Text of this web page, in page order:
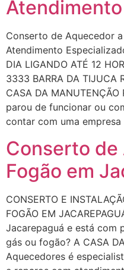
Conserto de Aquecedor
Atendimento
DIA LIGANDO ATÉ 12
3333 BARRA DA TIJUCA
CASA DA
parou de funcionar ou
contar com uma
Conserto de
Fogão em
CONSERTO E
FOGÃO EM
Jacarepaguá e está com
gás ou fogão? A CASA
Aquecedores é